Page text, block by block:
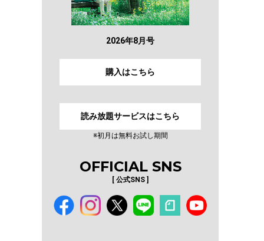
2026年8月号
購入はこちら
読み放題サービスはこちら
※初月は無料お試し期間
OFFICIAL SNS
[ 公式SNS ]